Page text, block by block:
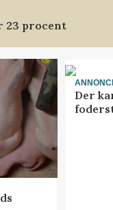
23 procent
Der